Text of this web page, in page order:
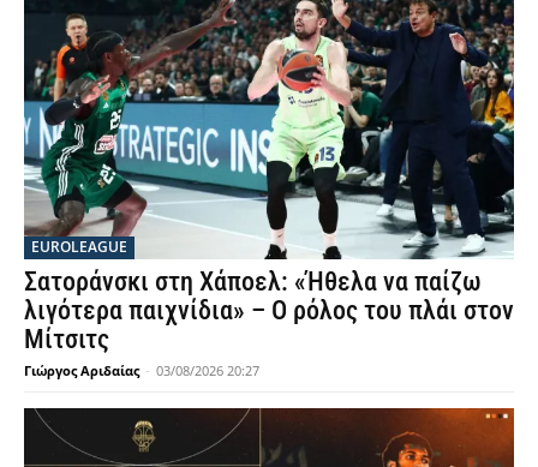
EUROLEAGUE
Σατοράνσκι στη Χάποελ: «Ήθελα να παίζω
λιγότερα παιχνίδια» – Ο ρόλος του πλάι στον
Μίτσιτς
Γιώργος Αριδαίας - 03/08/2026 20:27